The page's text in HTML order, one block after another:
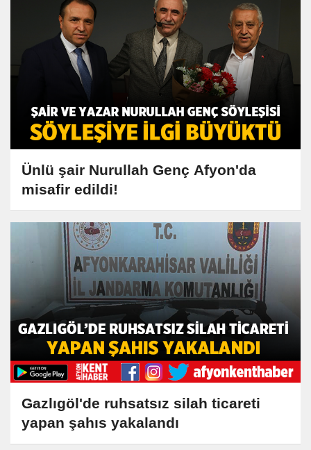
Ünlü şair Nurullah Genç Afyon'da
misafir edildi!
Gazlıgöl'de ruhsatsız silah ticareti
yapan şahıs yakalandı